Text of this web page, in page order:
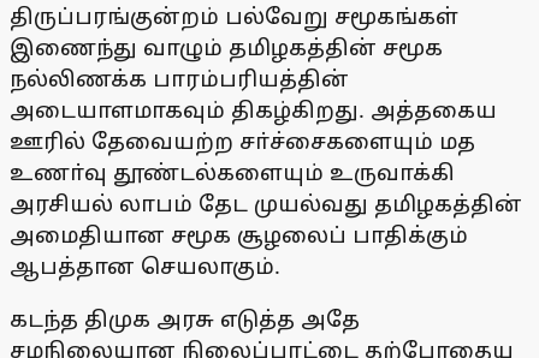
திருப்பரங்குன்றம் பல்வேறு சமூகங்கள்
இணைந்து வாழும் தமிழகத்தின் சமூக
நல்லிணக்க பாரம்பரியத்தின்
அடையாளமாகவும் திகழ்கிறது. அத்தகைய
ஊரில் தேவையற்ற சா்ச்சைகளையும் மத
உணா்வு தூண்டல்களையும் உருவாக்கி
அரசியல் லாபம் தேட முயல்வது தமிழகத்தின்
அமைதியான சமூக சூழலைப் பாதிக்கும்
ஆபத்தான செயலாகும்.
கடந்த திமுக அரசு எடுத்த அதே
சமநிலையான நிலைப்பாட்டை தற்போதைய